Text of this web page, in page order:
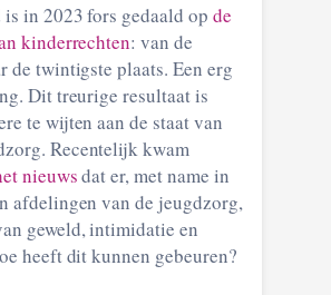
in 2023 fors gedaald op de
kinderrechten: van de
de twintigste plaats. Een erg
Dit treurige resultaat is
te wijten aan de staat van
Recentelijk kwam
nieuwsdat er, met name in
afdelingen van de jeugdzorg,
geweld, intimidatie en
heeft dit kunnen gebeuren?